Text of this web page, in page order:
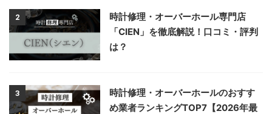
2
時計修理・オーバーホール専門店
「CIEN」を徹底解説！口コミ・評判
は？
3
時計修理・オーバーホールのおすす
め業者ランキングTOP7【2026年最